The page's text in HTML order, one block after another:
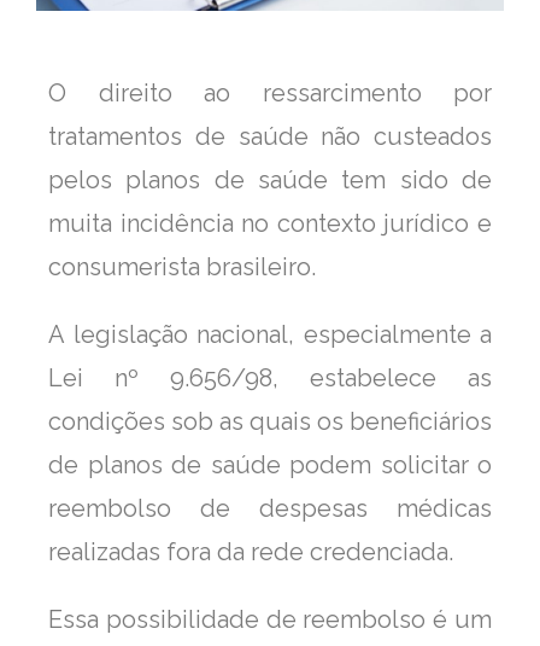
O direito ao ressarcimento por
tratamentos de saúde não custeados
pelos planos de saúde tem sido de
muita incidência no contexto jurídico e
consumerista brasileiro.
A legislação nacional, especialmente a
Lei nº 9.656/98, estabelece as
condições sob as quais os beneficiários
de planos de saúde podem solicitar o
reembolso de despesas médicas
realizadas fora da rede credenciada.
Essa possibilidade de reembolso é um